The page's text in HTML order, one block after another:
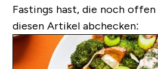
Fastings hast, die noch
diesen Artikel abchecken: